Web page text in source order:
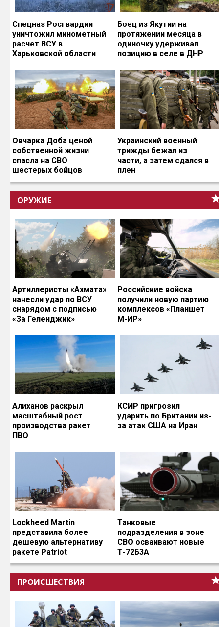
Спецназ Росгвардии
уничтожил минометный
расчет ВСУ в
Харьковской области
Боец из Якутии на
протяжении месяца в
одиночку удерживал
позицию в селе в ДНР
Овчарка Доба ценой
собственной жизни
спасла на СВО
шестерых бойцов
Украинский военный
трижды бежал из
части, а затем сдался в
плен
ОРУЖИЕ
Артиллеристы «Ахмата»
нанесли удар по ВСУ
снарядом с подписью
«За Геленджик»
Российские войска
получили новую партию
комплексов «Планшет
М-ИР»
Алиханов раскрыл
масштабный рост
производства ракет
ПВО
КСИР пригрозил
ударить по Британии из-
за атак США на Иран
Lockheed Martin
представила более
дешевую альтернативу
ракете Patriot
Танковые
подразделения в зоне
СВО осваивают новые
Т-72Б3А
ПРОИСШЕСТВИЯ